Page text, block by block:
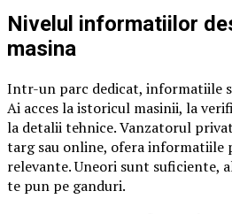
Nivelul informatiilor
masina
Intr-un parc dedicat, informatiile
Ai acces la istoricul masinii, la
la detalii tehnice. Vanzatorul
targ sau online, ofera informatiile
relevante. Uneori sunt suficiente,
te pun pe ganduri.